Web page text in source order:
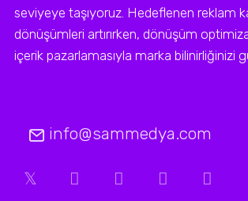
seviyeye taşıyoruz. Hedeflenen reklam
dönüşümleri artırırken, dönüşüm
içerik pazarlamasıyla marka bilinirliğinizi
info@sammedya.com